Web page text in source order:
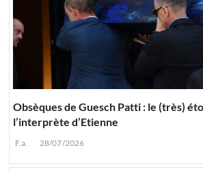
Obsèques de Guesch Patti : le (très)
l’interprète d’Etienne
F.a. 28/07/2026